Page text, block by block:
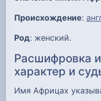
Происхождение:
Род: женский.
Расшифровка
характер и
Имя Африцах